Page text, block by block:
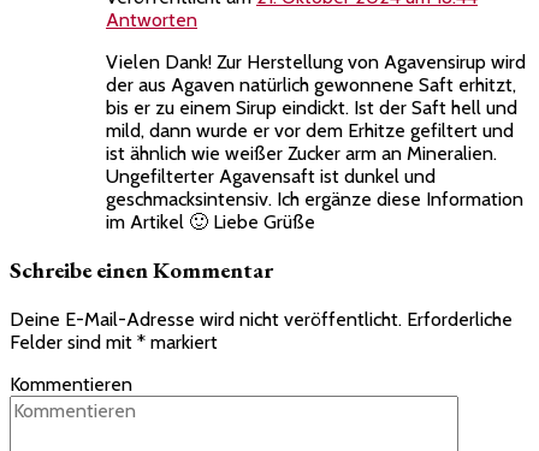
Antworten
Vielen Dank! Zur Herstellung von Agavensirup wird
der aus Agaven natürlich gewonnene Saft erhitzt,
bis er zu einem Sirup eindickt. Ist der Saft hell und
mild, dann wurde er vor dem Erhitze gefiltert und
ist ähnlich wie weißer Zucker arm an Mineralien.
Ungefilterter Agavensaft ist dunkel und
geschmacksintensiv. Ich ergänze diese Information
im Artikel 🙂 Liebe Grüße
Schreibe einen Kommentar
Deine E-Mail-Adresse wird nicht veröffentlicht. Erforderliche
Felder sind mit * markiert
Kommentieren